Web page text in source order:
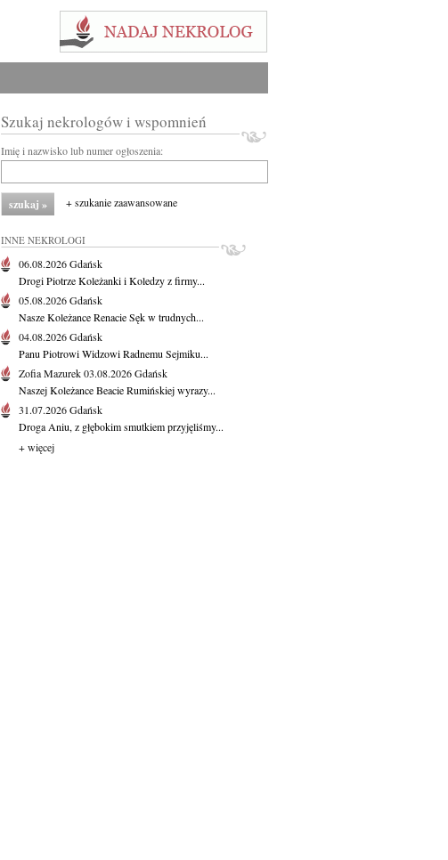
Szukaj nekrologów i wspomnień
Imię i nazwisko lub numer ogłoszenia:
+ szukanie zaawansowane
INNE NEKROLOGI
06.08.2026Gdańsk
Drogi Piotrze Koleżanki i Koledzy z firmy...
05.08.2026Gdańsk
Nasze Koleżance Renacie Sęk w trudnych...
04.08.2026Gdańsk
Panu Piotrowi Widzowi Radnemu Sejmiku...
Zofia Mazurek03.08.2026Gdańsk
Naszej Koleżance Beacie Rumińskiej wyrazy...
31.07.2026Gdańsk
Droga Aniu, z głębokim smutkiem przyjęliśmy...
+ więcej